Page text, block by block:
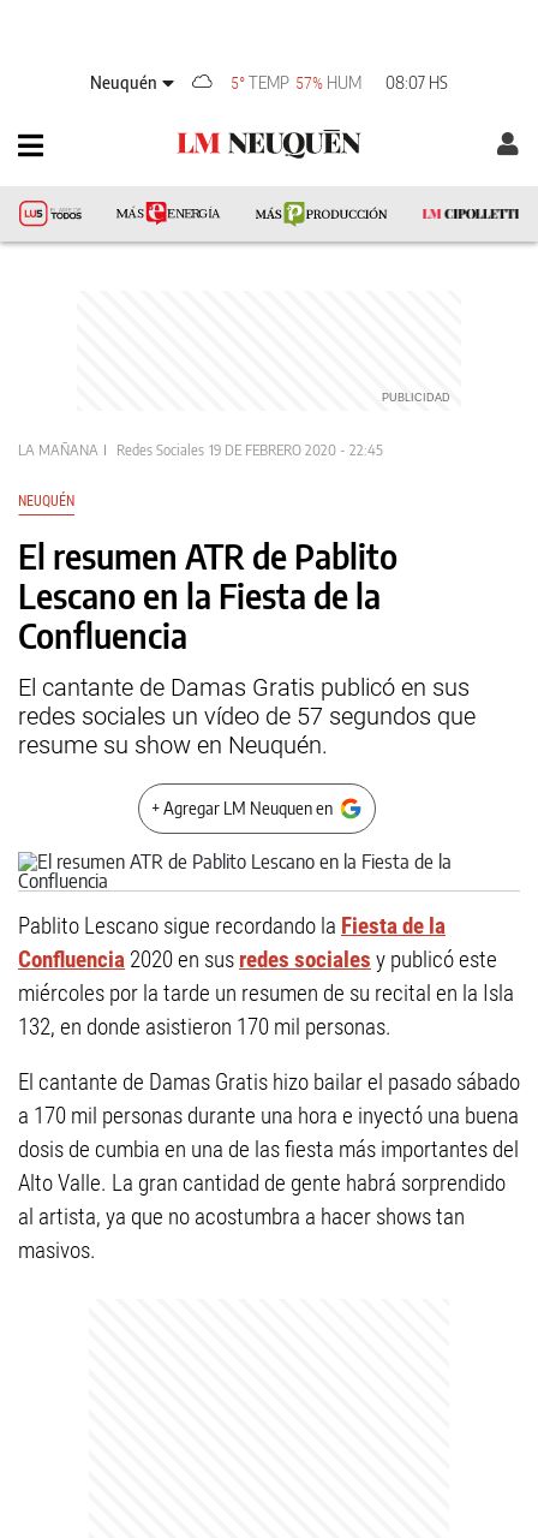
Neuquén 5° TEMP 57% HUM 08:07 HS
LA MAÑANA Redes Sociales 19 DE FEBRERO 2020 - 22:45
NEUQUÉN
El resumen ATR de Pablito
Lescano en la Fiesta de la
Confluencia
El cantante de Damas Gratis publicó en sus
redes sociales un vídeo de 57 segundos que
resume su show en Neuquén.
+ Agregar LM Neuquen en
Pablito Lescano sigue recordando la Fiesta de la
Confluencia 2020 en sus redes sociales y publicó este
miércoles por la tarde un resumen de su recital en la Isla
132, en donde asistieron 170 mil personas.
El cantante de Damas Gratis hizo bailar el pasado sábado
a 170 mil personas durante una hora e inyectó una buena
dosis de cumbia en una de las fiesta más importantes del
Alto Valle. La gran cantidad de gente habrá sorprendido
al artista, ya que no acostumbra a hacer shows tan
masivos.